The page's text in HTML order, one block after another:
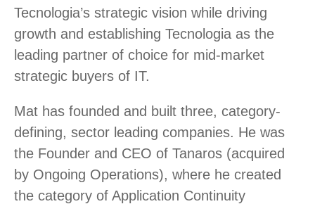
Tecnologia’s strategic vision while driving
growth and establishing Tecnologia as the
leading partner of choice for mid-market
strategic buyers of IT.
Mat has founded and built three, category-
defining, sector leading companies. He was
the Founder and CEO of Tanaros (acquired
by Ongoing Operations), where he created
the category of Application Continuity